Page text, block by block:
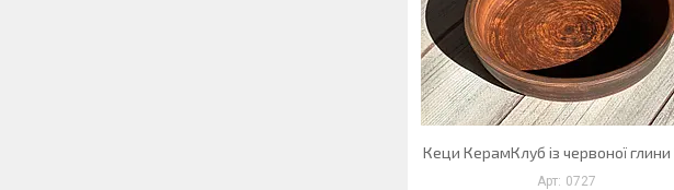
Кеци КерамКлуб із червоної глини
0727